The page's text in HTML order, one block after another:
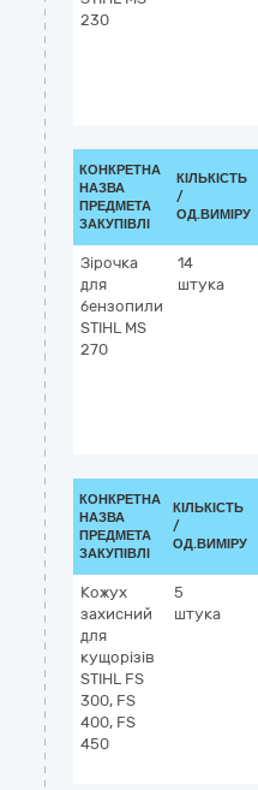
230
КОНКРЕТНА
НАЗВА
ПРЕДМЕТА
ЗАКУПІВЛІ
КІЛЬКІСТЬ
/
ОД.ВИМІРУ
Зірочка
для
бензопили
STIHL MS
270
14
штука
КОНКРЕТНА
НАЗВА
ПРЕДМЕТА
ЗАКУПІВЛІ
КІЛЬКІСТЬ
/
ОД.ВИМІРУ
Кожух
захисний
для
кущорізів
STIHL FS
300, FS
400, FS
450
5
штука